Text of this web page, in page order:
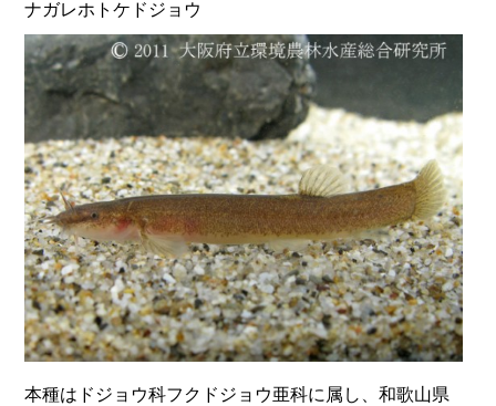
ナガレホトケドジョウ
本種はドジョウ科フクドジョウ亜科に属し、和歌山県